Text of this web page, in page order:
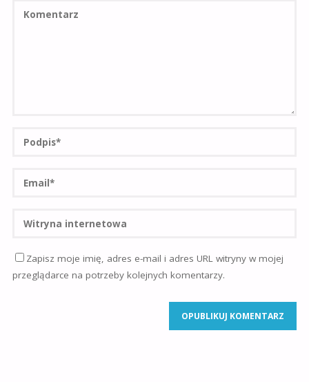
Zapisz moje imię, adres e-mail i adres URL witryny w mojej
przeglądarce na potrzeby kolejnych komentarzy.